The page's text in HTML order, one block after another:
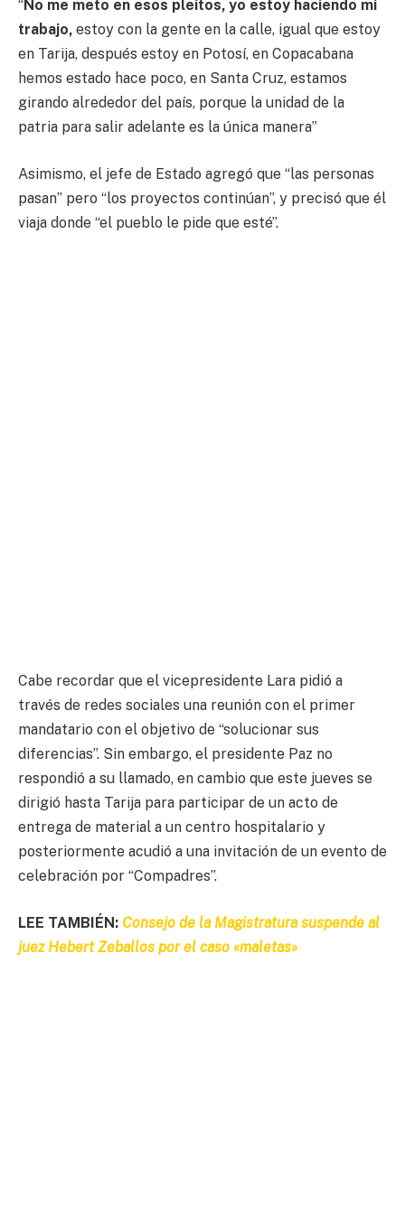
“No me meto en esos pleitos, yo estoy haciendo mi
trabajo, estoy con la gente en la calle, igual que estoy
en Tarija, después estoy en Potosí, en Copacabana
hemos estado hace poco, en Santa Cruz, estamos
girando alrededor del país, porque la unidad de la
patria para salir adelante es la única manera”
Asimismo, el jefe de Estado agregó que “las personas
pasan” pero “los proyectos continúan”, y precisó que él
viaja donde “el pueblo le pide que esté”.
Cabe recordar que el vicepresidente Lara pidió a
través de redes sociales una reunión con el primer
mandatario con el objetivo de “solucionar sus
diferencias”. Sin embargo, el presidente Paz no
respondió a su llamado, en cambio que este jueves se
dirigió hasta Tarija para participar de un acto de
entrega de material a un centro hospitalario y
posteriormente acudió a una invitación de un evento de
celebración por “Compadres”.
LEE TAMBIÉN: Consejo de la Magistratura suspende al
juez Hebert Zeballos por el caso «maletas»